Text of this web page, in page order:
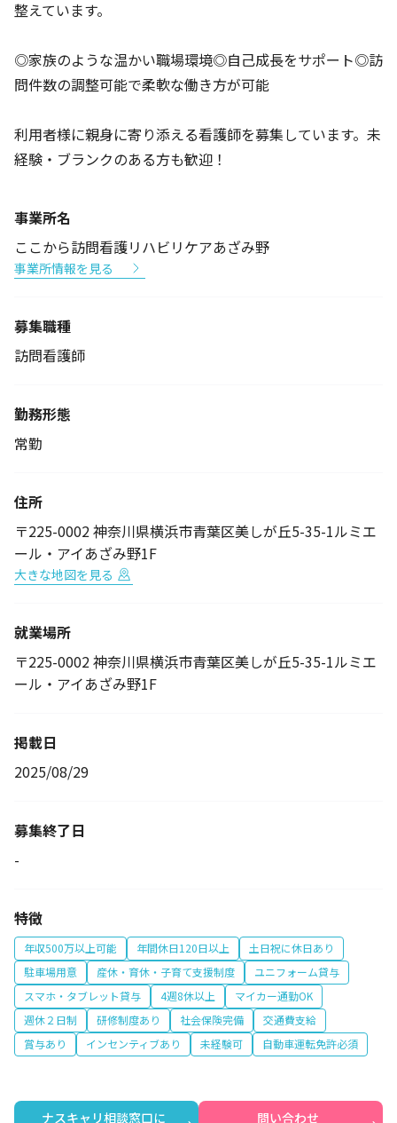
整えています。
◎家族のような温かい職場環境◎自己成長をサポート◎訪
問件数の調整可能で柔軟な働き方が可能
利用者様に親身に寄り添える看護師を募集しています。未
経験・ブランクのある方も歓迎！
事業所名
ここから訪問看護リハビリケアあざみ野
事業所情報を見る
募集職種
訪問看護師
勤務形態
常勤
住所
〒225-0002 神奈川県横浜市青葉区美しが丘5-35-1ルミエ
ール・アイあざみ野1F
大きな地図を見る
就業場所
〒225-0002 神奈川県横浜市青葉区美しが丘5-35-1ルミエ
ール・アイあざみ野1F
掲載日
2025/08/29
募集終了日
-
特徴
年収500万以上可能 年間休日120日以上
土日祝に休日あり
駐車場用意
産休・育休・子育て支援制度
ユニフォーム貸与
スマホ・タブレット貸与
4週8休以上
マイカー通勤OK
週休２日制
研修制度あり 社会保険完備
交通費支給
賞与あり
インセンティブあり 未経験可 自動車運転免許必須
ナスキャリ相談窓口に
問い合わせ